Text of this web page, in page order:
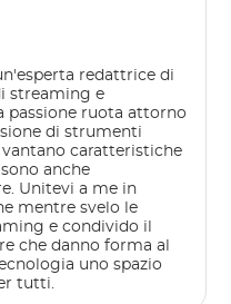
redattrice di
streaming e
passione ruota attorno
di strumenti
caratteristiche
anche
Unitevi a me in
mentre svelo le
e condivido il
che danno forma al
uno spazio
tutti.